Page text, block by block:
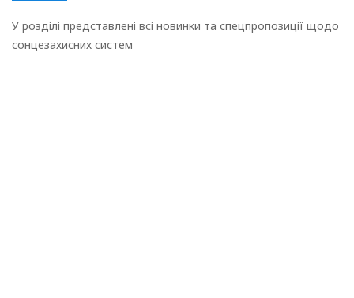
У розділі представлені всі новинки та спецпропозиції щодо
сонцезахисних систем